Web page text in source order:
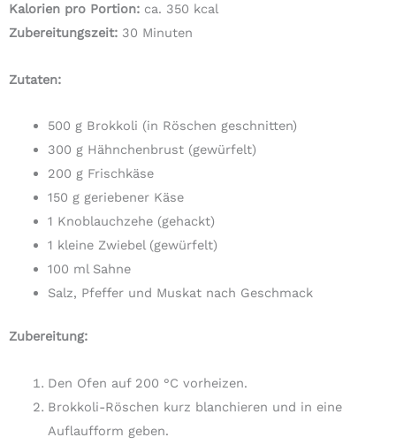
Kalorien pro Portion: ca. 350 kcal
Zubereitungszeit: 30 Minuten
Zutaten:
500 g Brokkoli (in Röschen geschnitten)
300 g Hähnchenbrust (gewürfelt)
200 g Frischkäse
150 g geriebener Käse
1 Knoblauchzehe (gehackt)
1 kleine Zwiebel (gewürfelt)
100 ml Sahne
Salz, Pfeffer und Muskat nach Geschmack
Zubereitung:
Den Ofen auf 200 °C vorheizen.
Brokkoli-Röschen kurz blanchieren und in eine
Auflaufform geben.